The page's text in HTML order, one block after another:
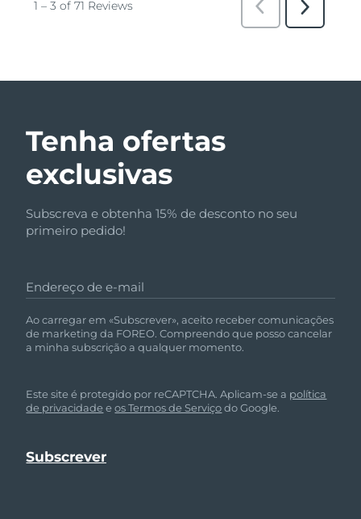
Tenha ofertas
exclusivas
Subscreva e obtenha 15% de desconto no seu
primeiro pedido!
Endereço de e-mail
Ao carregar em «Subscrever», aceito receber comunicações
de marketing da FOREO. Compreendo que posso cancelar
a minha subscrição a qualquer momento.
Este site é protegido por reCAPTCHA. Aplicam-se a política
de privacidade eos Termos de Serviçodo Google.